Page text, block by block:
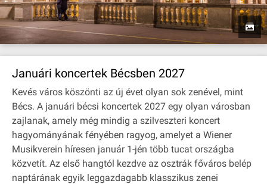
Januári koncertek Bécsben 2027
Kevés város köszönti az új évet olyan sok zenével, mint
Bécs. A januári bécsi koncertek 2027 egy olyan városban
zajlanak, amely még mindig a szilveszteri koncert
hagyományának fényében ragyog, amelyet a Wiener
Musikverein híresen január 1-jén több tucat országba
közvetít. Az első hangtól kezdve az osztrák főváros belép
naptárának egyik leggazdagabb klasszikus zenei